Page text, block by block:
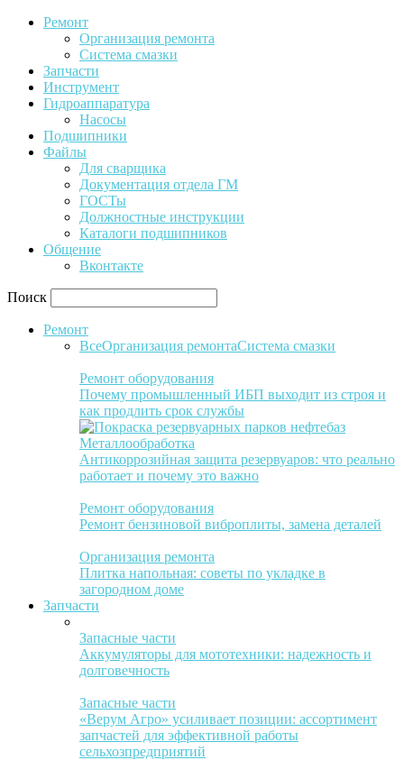
Ремонт
Организация ремонта
Система смазки
Запчасти
Инструмент
Гидроаппаратура
Насосы
Подшипники
Файлы
Для сварщика
Документация отдела ГМ
ГОСТы
Должностные инструкции
Каталоги подшипников
Общение
Вконтакте
Поиск
Ремонт
ВсеОрганизация ремонтаСистема смазки
Ремонт оборудования
Почему промышленный ИБП выходит из строя и
как продлить срок службы
Металлообработка
Антикоррозийная защита резервуаров: что реально
работает и почему это важно
Ремонт оборудования
Ремонт бензиновой виброплиты, замена деталей
Организация ремонта
Плитка напольная: советы по укладке в
загородном доме
Запчасти
Запасные части
Аккумуляторы для мототехники: надежность и
долговечность
Запасные части
«Верум Агро» усиливает позиции: ассортимент
запчастей для эффективной работы
сельхозпредприятий